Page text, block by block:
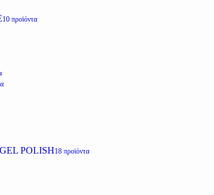
10 προϊόντα
POLISH18 προϊόντα